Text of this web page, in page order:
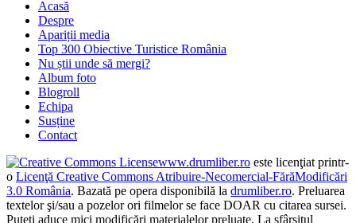
Acasă
Despre
Apariții media
Top 300 Obiective Turistice România
Nu știi unde să mergi?
Album foto
Blogroll
Echipa
Susține
Contact
www.drumliber.ro este licenţiat printr-
o Licenţă Creative Commons Atribuire-Necomercial-FărăModificări
3.0 România. Bazată pe opera disponibilă la drumliber.ro. Preluarea
textelor şi/sau a pozelor ori filmelor se face DOAR cu citarea sursei.